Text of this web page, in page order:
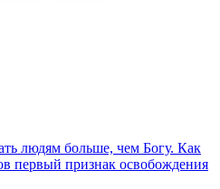
людям больше, чем Богу. Как
первый признак освобождения